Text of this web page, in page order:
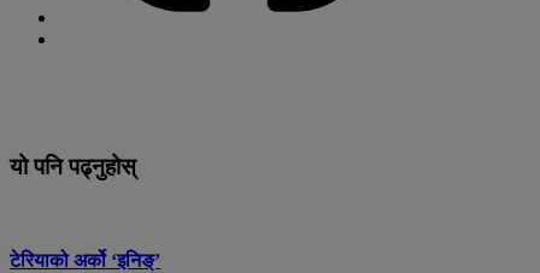
यो पनि पढ्नुहोस्
टेरियाको अर्को ‘इनिङ्’